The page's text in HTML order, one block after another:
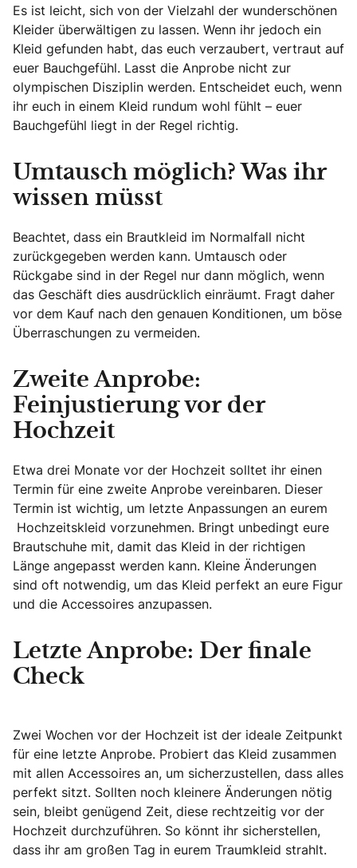
Es ist leicht, sich von der Vielzahl der wunderschönen
Kleider überwältigen zu lassen. Wenn ihr jedoch ein
Kleid gefunden habt, das euch verzaubert, vertraut auf
euer Bauchgefühl. Lasst die Anprobe nicht zur
olympischen Disziplin werden. Entscheidet euch, wenn
ihr euch in einem Kleid rundum wohl fühlt – euer
Bauchgefühl liegt in der Regel richtig.
Umtausch möglich? Was ihr
wissen müsst
Beachtet, dass ein Brautkleid im Normalfall nicht
zurückgegeben werden kann. Umtausch oder
Rückgabe sind in der Regel nur dann möglich, wenn
das Geschäft dies ausdrücklich einräumt. Fragt daher
vor dem Kauf nach den genauen Konditionen, um böse
Überraschungen zu vermeiden.
Zweite Anprobe:
Feinjustierung vor der
Hochzeit
Etwa drei Monate vor der Hochzeit solltet ihr einen
Termin für eine zweite Anprobe vereinbaren. Dieser
Termin ist wichtig, um letzte Anpassungen an eurem
Hochzeitskleid vorzunehmen. Bringt unbedingt eure
Brautschuhe mit, damit das Kleid in der richtigen
Länge angepasst werden kann. Kleine Änderungen
sind oft notwendig, um das Kleid perfekt an eure Figur
und die Accessoires anzupassen.
Letzte Anprobe: Der finale
Check
Zwei Wochen vor der Hochzeit ist der ideale Zeitpunkt
für eine letzte Anprobe. Probiert das Kleid zusammen
mit allen Accessoires an, um sicherzustellen, dass alles
perfekt sitzt. Sollten noch kleinere Änderungen nötig
sein, bleibt genügend Zeit, diese rechtzeitig vor der
Hochzeit durchzuführen. So könnt ihr sicherstellen,
dass ihr am großen Tag in eurem Traumkleid strahlt.